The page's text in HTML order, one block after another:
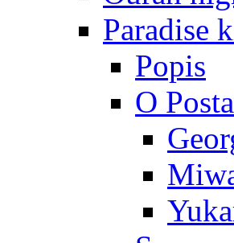
Paradise
Popis
O